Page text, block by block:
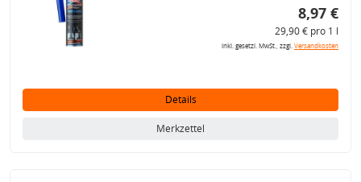
8,97 €
29,90 € pro 1 l
inkl. gesetzl. MwSt., zzgl.Versandkosten
Details
Merkzettel